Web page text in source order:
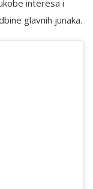
interesa i
glavnih junaka.